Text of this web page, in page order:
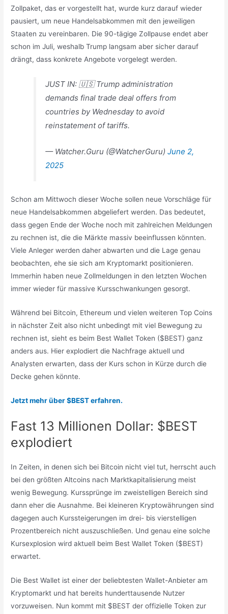
Zollpaket, das er vorgestellt hat, wurde kurz darauf wieder
pausiert, um neue Handelsabkommen mit den jeweiligen
Staaten zu vereinbaren. Die 90-tägige Zollpause endet aber
schon im Juli, weshalb Trump langsam aber sicher darauf
drängt, dass konkrete Angebote vorgelegt werden.
JUST IN: 🇺🇸 Trump administration
demands final trade deal offers from
countries by Wednesday to avoid
reinstatement of tariffs.
— Watcher.Guru (@WatcherGuru)June 2,
2025
Schon am Mittwoch dieser Woche sollen neue Vorschläge für
neue Handelsabkommen abgeliefert werden. Das bedeutet,
dass gegen Ende der Woche noch mit zahlreichen Meldungen
zu rechnen ist, die die Märkte massiv beeinflussen könnten.
Viele Anleger werden daher abwarten und die Lage genau
beobachten, ehe sie sich am Kryptomarkt positionieren.
Immerhin haben neue Zollmeldungen in den letzten Wochen
immer wieder für massive Kursschwankungen gesorgt.
Während bei Bitcoin, Ethereum und vielen weiteren Top Coins
in nächster Zeit also nicht unbedingt mit viel Bewegung zu
rechnen ist, sieht es beim Best Wallet Token ($BEST) ganz
anders aus. Hier explodiert die Nachfrage aktuell und
Analysten erwarten, dass der Kurs schon in Kürze durch die
Decke gehen könnte.
Jetzt mehr über $BEST erfahren.
Fast 13 Millionen Dollar: $BEST
explodiert
In Zeiten, in denen sich bei Bitcoin nicht viel tut, herrscht auch
bei den größten Altcoins nach Marktkapitalisierung meist
wenig Bewegung. Kurssprünge im zweistelligen Bereich sind
dann eher die Ausnahme. Bei kleineren Kryptowährungen sind
dagegen auch Kurssteigerungen im drei- bis vierstelligen
Prozentbereich nicht auszuschließen. Und genau eine solche
Kursexplosion wird aktuell beim Best Wallet Token ($BEST)
erwartet.
Die Best Wallet ist einer der beliebtesten Wallet-Anbieter am
Kryptomarkt und hat bereits hunderttausende Nutzer
vorzuweisen. Nun kommt mit $BEST der offizielle Token zur